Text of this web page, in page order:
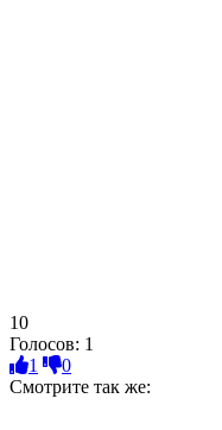
10
Голосов: 1
1
0
Смотрите так же: